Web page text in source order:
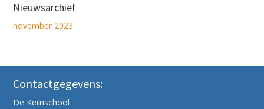
Nieuwsarchief
november 2023
Contactgegevens:
De Kernschool